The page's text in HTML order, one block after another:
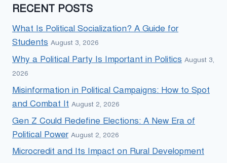
RECENT POSTS
What Is Political Socialization? A Guide for
Students August 3, 2026
Why a Political Party Is Important in Politics August 3,
2026
Misinformation in Political Campaigns: How to Spot
and Combat It August 2, 2026
Gen Z Could Redefine Elections: A New Era of
Political Power August 2, 2026
Microcredit and Its Impact on Rural Development